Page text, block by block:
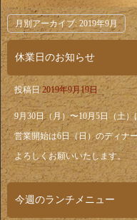
月別アーカイブ: 2019年9月
休業日のお知らせ
投稿日 2019年9月19日
9月30日（月）〜10月5日（土
営業開始は6日（日）のディナ
よろしくお願いいたします。
今週のランチメニュー